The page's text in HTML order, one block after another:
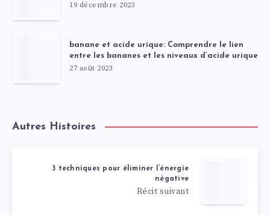
19 décembre 2023
banane et acide urique: Comprendre le lien
entre les bananes et les niveaux d’acide urique
27 août 2023
Autres Histoires
3 techniques pour éliminer l’énergie
négative
Récit suivant